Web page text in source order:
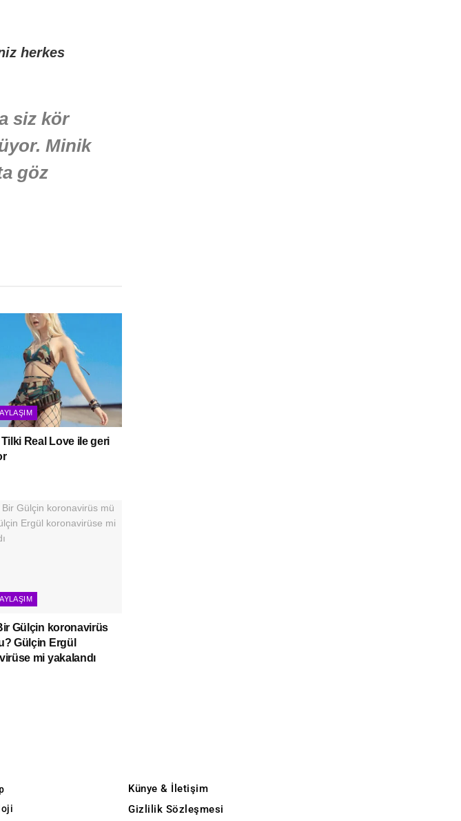
herkes
siz kör
Minik
göz
Real Love ile geri
Gülçin koronavirüs
Gülçin Ergül
mi yakalandı
Künye & İletişim
Gizlilik Sözleşmesi